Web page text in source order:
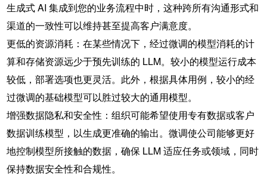
生成式 AI 集成到您的业务流程中时，这种跨所有沟通形式和
渠道的一致性可以维持甚至提高客户满意度。
更低的资源消耗：在某些情况下，经过微调的模型消耗的计
算和存储资源远少于预先训练的 LLM。较小的模型运行成本
较低，部署选项也更灵活。此外，根据具体用例，较小的经
过微调的基础模型可以胜过较大的通用模型。
增强数据隐私和安全性：组织可能希望使用专有数据或客户
数据训练模型，以生成更准确的输出。微调使公司能够更好
地控制模型所接触的数据，确保 LLM 适应任务或领域，同时
保持数据安全性和合规性。